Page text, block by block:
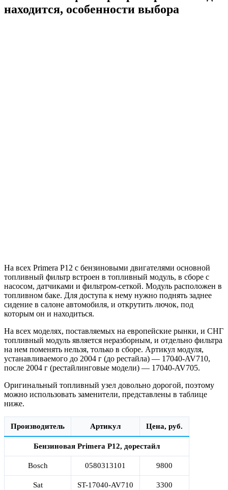
находится, особенности выбора
На всех Primera P12 с бензиновыми двигателями основной
топливный фильтр встроен в топливный модуль, в сборе с
насосом, датчиками и фильтром-сеткой. Модуль расположен в
топливном баке. Для доступа к нему нужно поднять заднее
сидение в салоне автомобиля, и открутить лючок, под
которым он и находиться.
На всех моделях, поставляемых на европейские рынки, и СНГ
топливный модуль является неразборным, и отдельно фильтра
на нем поменять нельзя, только в сборе. Артикул модуля,
устанавливаемого до 2004 г (до рестайла) — 17040-AV710,
после 2004 г (рестайлинговые модели) — 17040-AV705.
Оригинальный топливный узел довольно дорогой, поэтому
можно использовать заменители, представлены в таблице
ниже.
Производитель Артикул Цена, руб.
Бензиновая Primera P12, дорестайл
Bosch 0580313101 9800
Sat ST-17040-AV710 3300